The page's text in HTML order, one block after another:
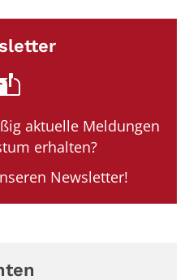
aktuelle Meldungen
erhalten?
Newsletter!